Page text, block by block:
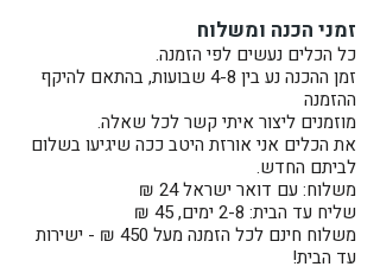
זמני הכנה ומשלוח
כל הכלים נעשים לפי הזמנה.
זמן ההכנה נע בין 4-8 שבועות, בהתאם להיקף
ההזמנה
מוזמנים ליצור איתי קשר לכל שאלה.
את הכלים אני אורזת היטב ככה שיגיעו בשלום
לביתם החדש.
משלוח: עם דואר ישראל 24 ₪
שליח עד הבית: 2-8 ימים, 45 ₪
משלוח חינם לכל הזמנה מעל 450 ₪ - ישירות
עד הבית!